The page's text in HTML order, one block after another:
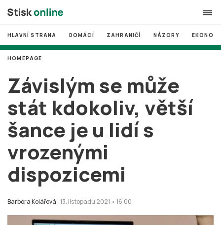
search
# MUNI
# Brno
# volby
login PŘIHLÁSIT SE
Zapomněli jste heslo?
HLAVNÍ STRANA DOMÁCÍ ZAHRANIČÍ NÁZORY
Závislým se může
stát kdokoliv, větší
šance je u lidí s
vrozenými
dispozicemi
Barbora Kolářová 13. listopadu 2021 • 16:00
HOMEPAGE